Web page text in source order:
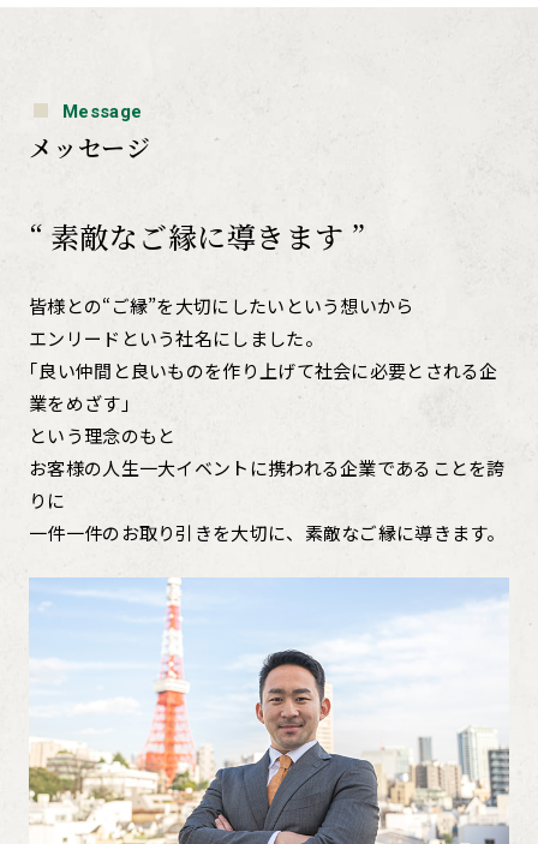
Message
メッセージ
“ 素敵なご縁に導きます ”
皆様との“ご縁”を大切にしたいという想いから
エンリードという社名にしました。
｢良い仲間と良いものを作り上げて社会に必要とされる企
業をめざす｣
という理念のもと
お客様の人生一大イベントに携われる企業であることを誇
りに
一件一件のお取り引きを大切に、素敵なご縁に導きます。